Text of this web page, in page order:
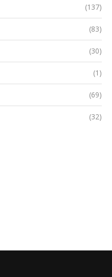
(137)
(83)
(30)
(1)
(69)
(32)